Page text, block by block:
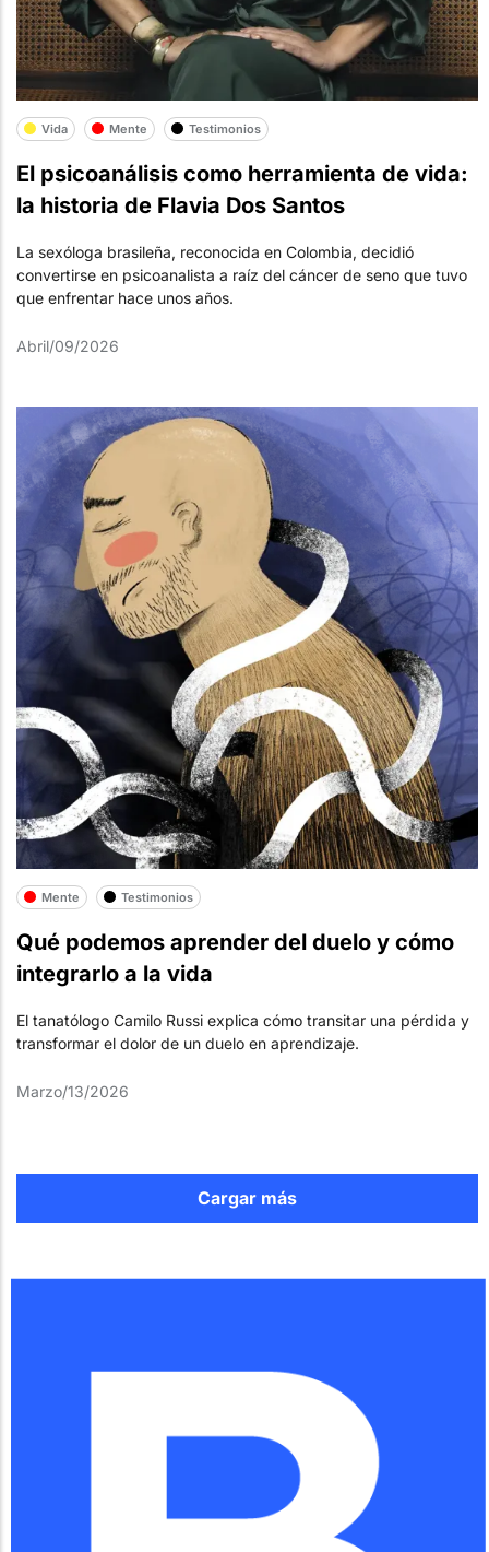
Vida Mente Testimonios
El psicoanálisis como herramienta de vida:
la historia de Flavia Dos Santos
La sexóloga brasileña, reconocida en Colombia, decidió
convertirse en psicoanalista a raíz del cáncer de seno que tuvo
que enfrentar hace unos años.
Abril/09/2026
Mente Testimonios
Qué podemos aprender del duelo y cómo
integrarlo a la vida
El tanatólogo Camilo Russi explica cómo transitar una pérdida y
transformar el dolor de un duelo en aprendizaje.
Marzo/13/2026
Cargar más